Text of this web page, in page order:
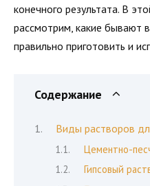
конечного результата. В
рассмотрим, какие бывают
правильно приготовить и
Содержание
Виды растворов
Цементно-
Гипсовый